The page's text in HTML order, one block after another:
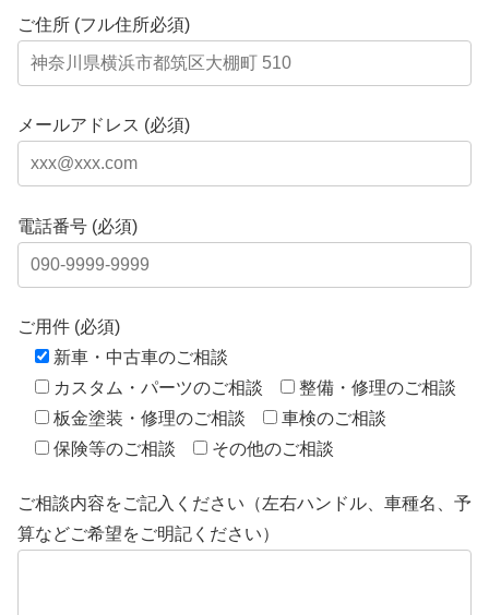
ご住所 (フル住所必須)
メールアドレス (必須)
電話番号 (必須)
ご用件 (必須)
新車・中古車のご相談
カスタム・パーツのご相談
整備・修理のご相談
板金塗装・修理のご相談
車検のご相談
保険等のご相談
その他のご相談
ご相談内容をご記入ください（左右ハンドル、車種名、予
算などご希望をご明記ください）